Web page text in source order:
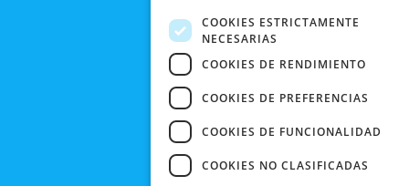
FRIDAY
CONTACTO
COOKIES ESTRICTAMENTE
NECESARIAS
COOKIES DE RENDIMIENTO
COOKIES DE PREFERENCIAS
COOKIES DE FUNCIONALIDAD
COOKIES NO CLASIFICADAS